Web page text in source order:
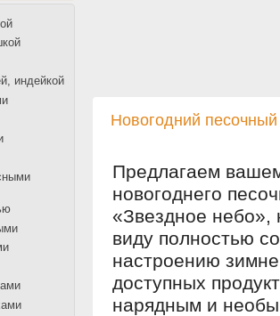
индейкой
Новогодний
Предлагаем
новогоднего
«Звездное
виду полностью
настроению
доступных
нарядным и